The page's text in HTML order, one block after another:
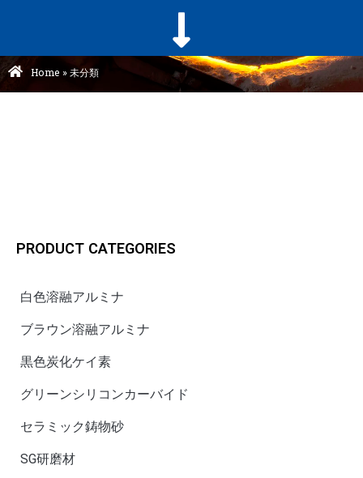
Home »未分類
PRODUCT CATEGORIES
白色溶融アルミナ
ブラウン溶融アルミナ
黒色炭化ケイ素
グリーンシリコンカーバイド
セラミック鋳物砂
SG研磨材